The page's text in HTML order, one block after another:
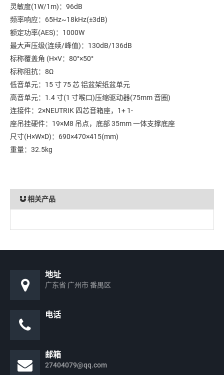
灵敏度(1W/1m)：96dB
频率响应：65Hz~18kHz(±3dB)
额定功率(AES)：1000W
最大声压级(连续/峰值)：130dB/136dB
标称覆盖角 (H×V：80°×50°
标称阻抗：8Ω
低音单元：15 寸 75 芯 铝盆架纸盆单元
高音单元：1.4 寸(1 寸喉口)压缩驱动器(75mm 音圈)
连接件：2×NEUTRIK 四芯音箱座，1+ 1-
座吊挂硬件：19×M8 吊点，底部 35mm 一体支撑底座
尺寸(H×W×D)：690×470×415(mm)
重量：32.5kg
相关产品
地址
广东省 广州市 番禺区
电话
邮箱
27404079@qq.com